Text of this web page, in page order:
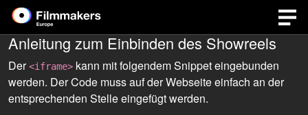
Anleitung zum Einbinden des Showreels
Der<iframe> kann mit folgendem Snippet eingebunden
werden. Der Code muss auf der Webseite einfach an der
entsprechenden Stelle eingefügt werden.